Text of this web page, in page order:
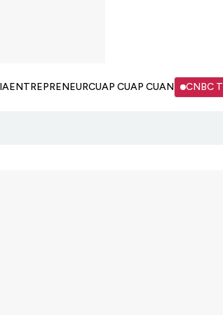
ENTREPRENEURCUAP CUAP CUAN CNBC